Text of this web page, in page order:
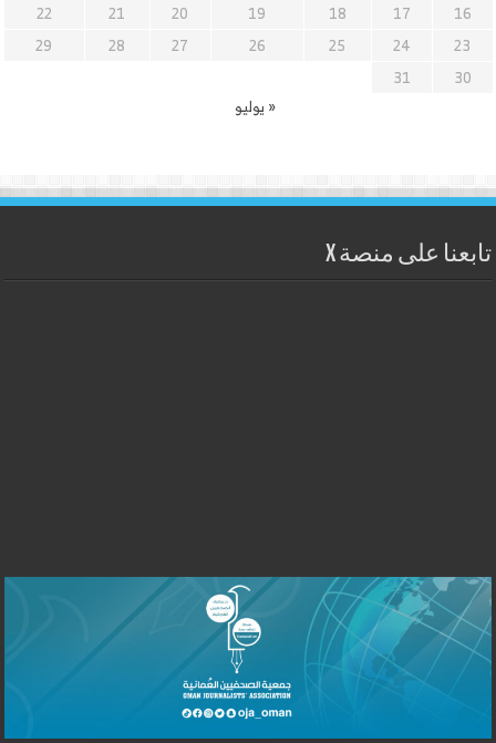
16
17
18
19
20
21
22
23
24
25
26
27
28
29
30
31
« يوليو
تابعنا على منصة X